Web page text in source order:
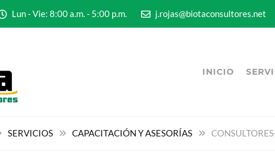
Lun - Vie: 8:00 a.m. - 5:00 p.m. j.rojas@biotaconsultores.net
INICIO
SERVICIOS CAPACITACIÓN Y ASESORÍAS